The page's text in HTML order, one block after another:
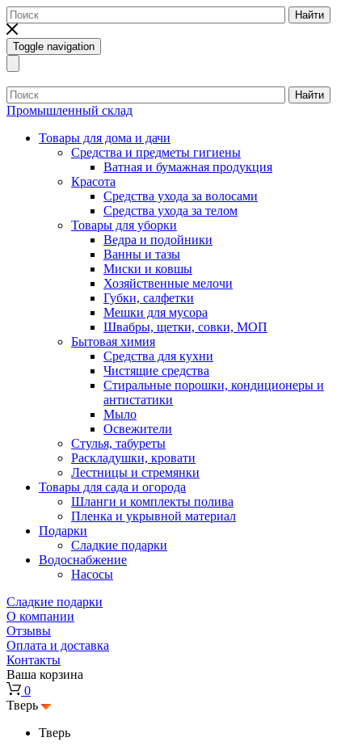
Найти
Toggle navigation
Найти
Промышленный склад
Товары для дома и дачи
Средства и предметы гигиены
Ватная и бумажная продукция
Красота
Средства ухода за волосами
Средства ухода за телом
Товары для уборки
Ведра и подойники
Ванны и тазы
Миски и ковшы
Хозяйственные мелочи
Губки, салфетки
Мешки для мусора
Швабры, щетки, совки, МОП
Бытовая химия
Средства для кухни
Чистящие средства
Стиральные порошки, кондиционеры и
антистатики
Мыло
Освежители
Стулья, табуреты
Раскладушки, кровати
Лестницы и стремянки
Товары для сада и огорода
Шланги и комплекты полива
Пленка и укрывной материал
Подарки
Cладкие подарки
Водоснабжение
Насосы
Сладкие подарки
О компании
Отзывы
Оплата и доставка
Контакты
Ваша корзина
0
Тверь
Тверь